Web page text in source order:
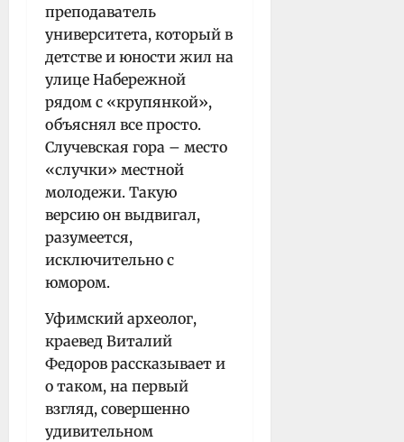
преподаватель
университета, который в
детстве и юности жил на
улице Набережной
рядом с «крупянкой»,
объяснял все просто.
Случевская гора – место
«случки» местной
молодежи. Такую
версию он выдвигал,
разумеется,
исключительно с
юмором.
Уфимский археолог,
краевед Виталий
Федоров рассказывает и
о таком, на первый
взгляд, совершенно
удивительном